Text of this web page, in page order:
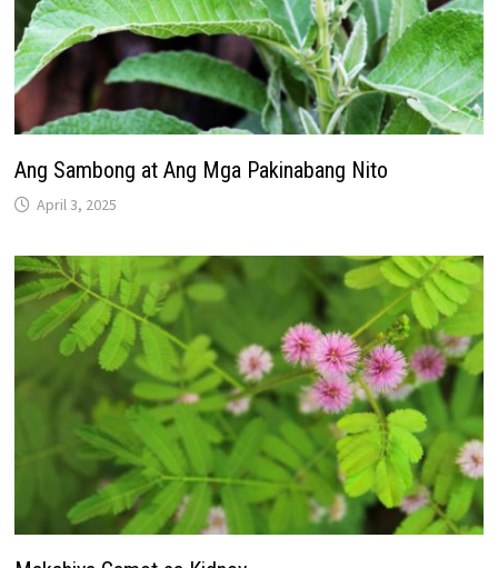
Ang Sambong at Ang Mga Pakinabang Nito
April 3, 2025